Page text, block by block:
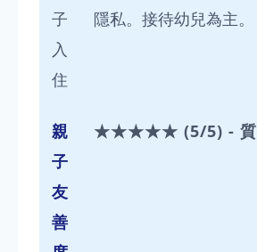
子
入
住
隱私。接待幼兒為主。
親
子
友
善
★★★★★ (5/5) - 質